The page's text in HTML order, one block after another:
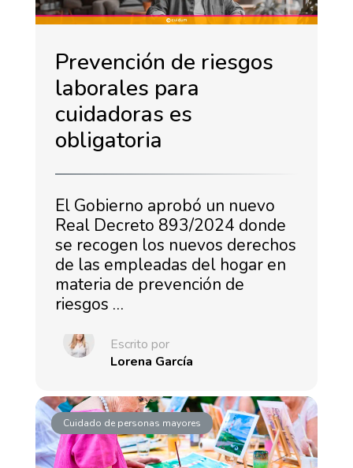
Prevención de riesgos
laborales para
cuidadoras es
obligatoria
El Gobierno aprobó un nuevo
Real Decreto 893/2024 donde
se recogen los nuevos derechos
de las empleadas del hogar en
materia de prevención de
riesgos …
Escrito por
Lorena García
Cuidado de personas mayores